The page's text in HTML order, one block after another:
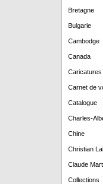
Bretagne
Bulgarie
Cambodge
Canada
Caricatures
Carnet de
Catalogue
Charles-
Chine
Christian
Claude
Collections